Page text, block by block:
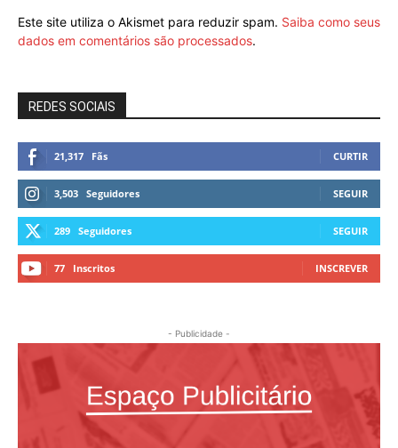
Este site utiliza o Akismet para reduzir spam. Saiba como seus
dados em comentários são processados.
REDES SOCIAIS
21,317 Fãs CURTIR
3,503 Seguidores SEGUIR
289 Seguidores SEGUIR
77 Inscritos INSCREVER
- Publicidade -